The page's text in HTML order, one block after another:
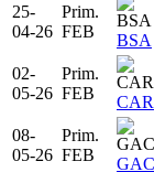
25-
04-26
Prim.
FEB
BSA
02-
05-26
Prim.
FEB
CAR
08-
05-26
Prim.
FEB
GAC